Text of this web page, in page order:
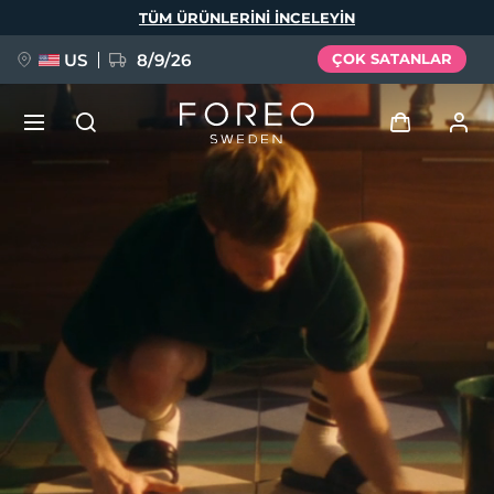
TÜM ÜRÜNLERINI INCELEYIN
US 8/9/26 ÇOK SATANLAR
Kullanici profi̇li̇
Cihazlarım
Siparişlerim
Adresim
Aboneliklerim
FAQ™ Pure Beauty-Tech Elixir
issa™ Teeth Whitening Set
Dil Seçimi
English Deutsch
Español
Français
Italiano
Português
Polski
Svenska
Русский
Türkçe
简体中文 繁體中文